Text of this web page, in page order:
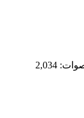
2,034